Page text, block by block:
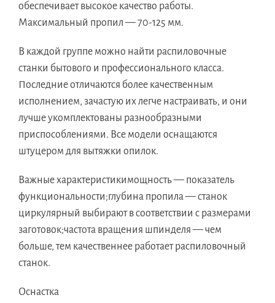
обеспечивает высокое качество работы.
Максимальный пропил — 70-125 мм.
В каждой группе можно найти распиловочные
станки бытового и профессионального класса.
Последние отличаются более качественным
исполнением, зачастую их легче настраивать, и они
лучше укомплектованы разнообразными
приспособлениями. Все модели оснащаются
штуцером для вытяжки опилок.
Важные характеристикимощность — показатель
функциональности;глубина пропила — станок
циркулярный выбирают в соответствии с размерами
заготовок;частота вращения шпинделя — чем
больше, тем качественнее работает распиловочный
станок.
Оснастка